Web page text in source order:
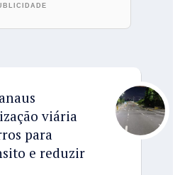
viária
para
e reduzir